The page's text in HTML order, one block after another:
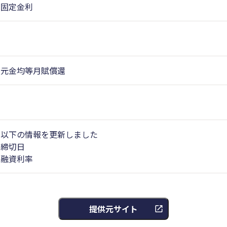
固定金利
元金均等月賦償還
以下の情報を更新しました
締切日
融資利率
提供元サイト